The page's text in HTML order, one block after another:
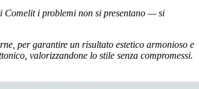
Comelit i problemi non si presentano — si
per garantire un risultato estetico armonioso e
valorizzandone lo stile senza compromessi.